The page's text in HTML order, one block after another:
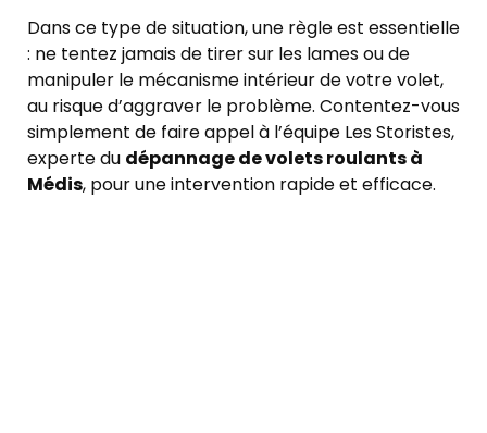
Dans ce type de situation, une règle est essentielle
: ne tentez jamais de tirer sur les lames ou de
manipuler le mécanisme intérieur de votre volet,
au risque d’aggraver le problème. Contentez-vous
simplement de faire appel à l’équipe Les Storistes,
experte du dépannage de volets roulants à
Médis, pour une intervention rapide et efficace.